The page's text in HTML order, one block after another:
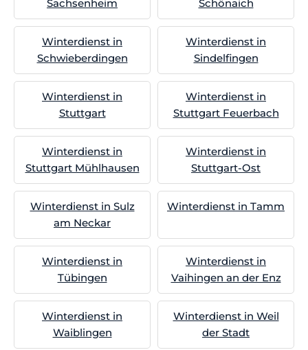
Sachsenheim
Schönaich
Winterdienst in
Schwieberdingen
Winterdienst in
Sindelfingen
Winterdienst in
Stuttgart
Winterdienst in
Stuttgart Feuerbach
Winterdienst in
Stuttgart Mühlhausen
Winterdienst in
Stuttgart-Ost
Winterdienst in Sulz
am Neckar
Winterdienst in Tamm
Winterdienst in
Tübingen
Winterdienst in
Vaihingen an der Enz
Winterdienst in
Waiblingen
Winterdienst in Weil
der Stadt